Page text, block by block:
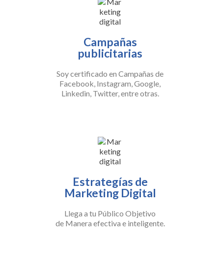
Campañas
publicitarias
Soy certificado en Campañas de
Facebook, Instagram, Google,
Linkedin, Twitter, entre otras.
Estrategías de
Marketing Digital
Llega a tu Público Objetivo
de Manera efectiva e inteligente.